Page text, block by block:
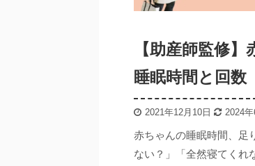
【助産師監修
睡眠時間と回数
2021年12月10日 2024年
赤ちゃんの睡眠時間、足
ない？」「全然寝てくれ